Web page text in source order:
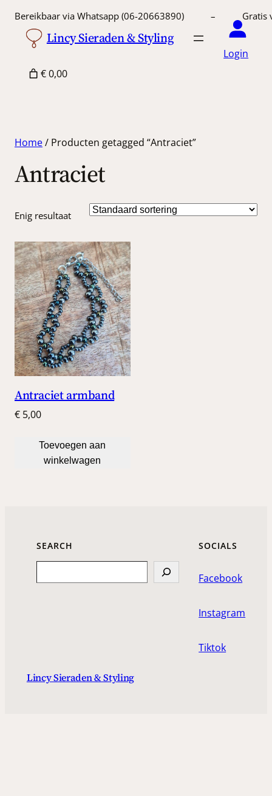
Bereikbaar via Whatsapp (06-20663890) –
Lincy Sieraden & Styling
Login
€ 0,00
Home/ Producten getagged “Antraciet”
Antraciet
Enig resultaat
Antraciet armband
€ 5,00
Toevoegen aan
winkelwagen
SEARCH SOCIALS
Facebook
Instagram
Tiktok
Lincy Sieraden & Styling